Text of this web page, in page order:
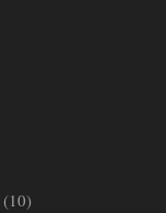
(10)